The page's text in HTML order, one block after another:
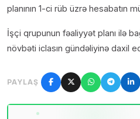
planının 1-ci rüb üzrə hesabatın
İşçi qrupunun fəaliyyət planı ilə
növbəti iclasın gündəliyinə daxil
PAYLAŞ